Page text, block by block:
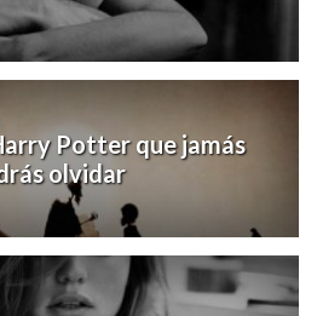
Potter que jamás
olvidar